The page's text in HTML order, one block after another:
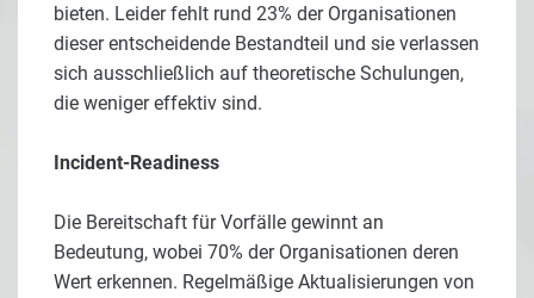
bieten. Leider fehlt rund 23% der Organisationen
dieser entscheidende Bestandteil und sie verlassen
sich ausschließlich auf theoretische Schulungen,
die weniger effektiv sind.
Incident-Readiness
Die Bereitschaft für Vorfälle gewinnt an
Bedeutung, wobei 70% der Organisationen deren
Wert erkennen. Regelmäßige Aktualisierungen von